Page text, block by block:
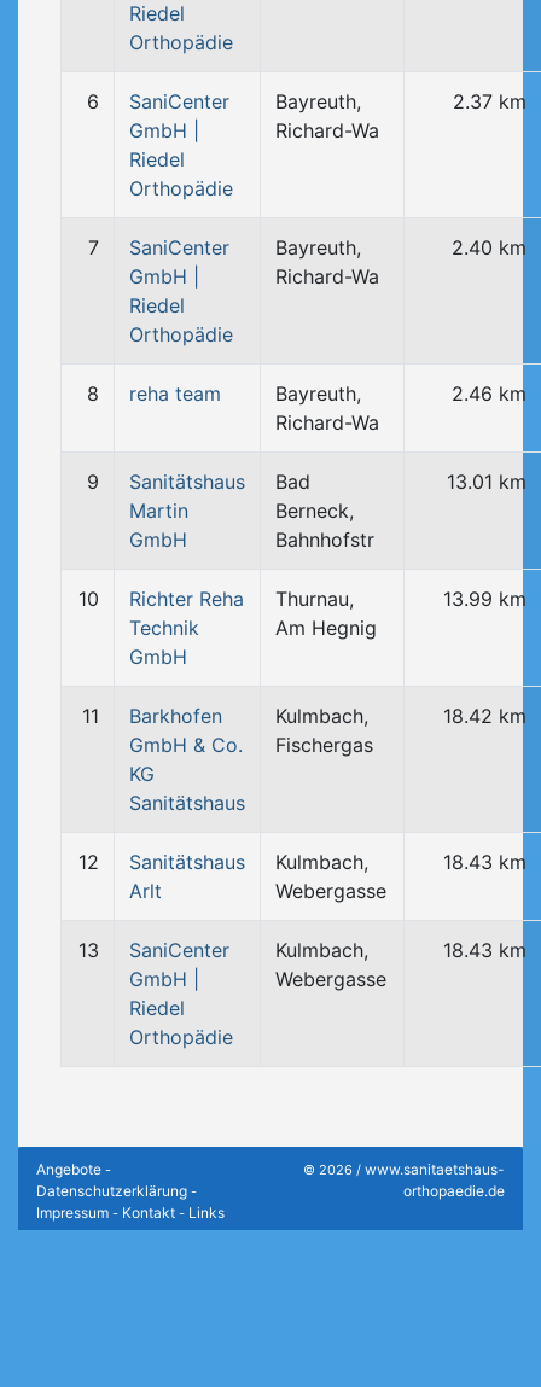
Riedel
Orthopädie
6
SaniCenter
GmbH |
Riedel
Orthopädie
Bayreuth,
Richard-Wa
2.37 km
7
SaniCenter
GmbH |
Riedel
Orthopädie
Bayreuth,
Richard-Wa
2.40 km
8 reha team
Bayreuth,
Richard-Wa
2.46 km
9
Sanitätshaus
Martin
GmbH
Bad
Berneck,
Bahnhofstr
13.01 km
10
Richter Reha
Technik
GmbH
Thurnau,
Am Hegnig
13.99 km
11
Barkhofen
GmbH & Co.
KG
Sanitätshaus
Kulmbach,
Fischergas
18.42 km
12
Sanitätshaus
Arlt
Kulmbach,
Webergasse
18.43 km
13
SaniCenter
GmbH |
Riedel
Orthopädie
Kulmbach,
Webergasse
18.43 km
Angebote -
Datenschutzerklärung -
Impressum - Kontakt - Links
© 2026 / www.sanitaetshaus-
orthopaedie.de